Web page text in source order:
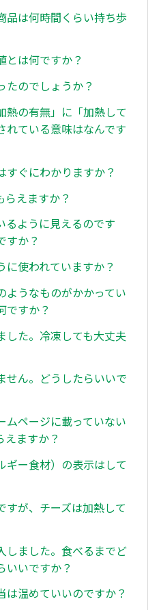
品は何時間くらい持ち歩
とは何ですか？
たのでしょうか？
熱の有無」に「加熱して
れている意味はなんです
すぐにわかりますか？
らえますか？
るように見えるのです
すか？
使われていますか？
ようなものがかかってい
ですか？
した。冷凍しても大丈夫
せん。どうしたらいいで
ムページに載っていない
えますか？
ギー食材）の表示はして
すが、チーズは加熱して
しました。食べるまでど
いいですか？
は温めていいのですか？